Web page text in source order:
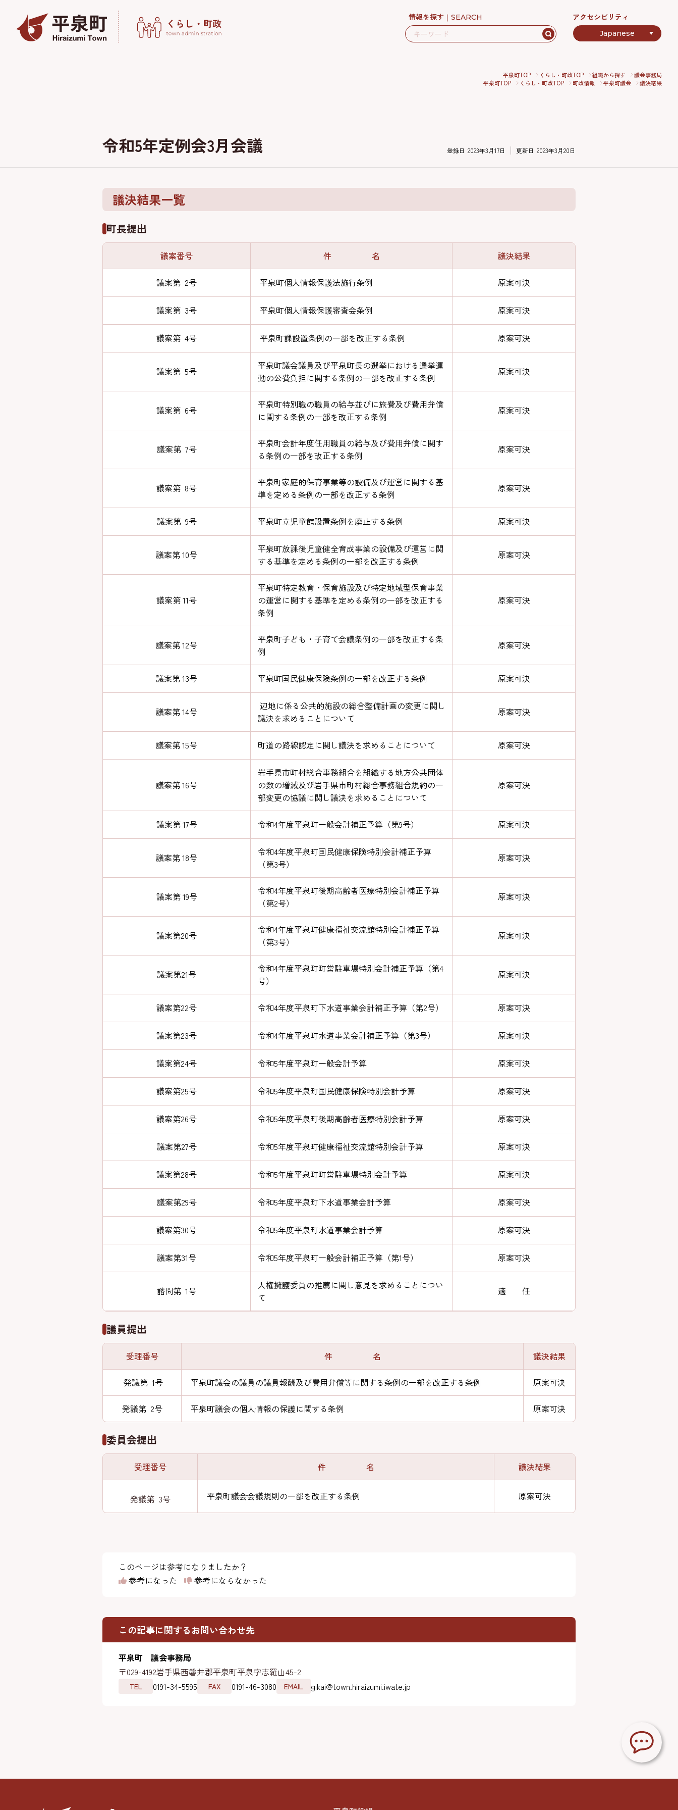
情報を探す SEARCH アクセシビリティ
平泉町TOP くらし・町政TOP 組織から探す
議会事務局
平泉町TOP
くらし・町政TOP 町政情報 平泉町議会 議決結果
令和5年定例会3月会議 登録日 2023年3月17日 更新日 2023年3月20日
議決結果一覧
町長提出
議案番号 件 名 議決結果
議案第 2号 平泉町個人情報保護法施行条例 原案可決
議案第 3号 平泉町個人情報保護審査会条例 原案可決
議案第 4号 平泉町課設置条例の一部を改正する条例 原案可決
議案第 5号
平泉町議会議員及び平泉町長の選挙における選挙運
動の公費負担に関する条例の一部を改正する条例
原案可決
議案第 6号
平泉町特別職の職員の給与並びに旅費及び費用弁償
に関する条例の一部を改正する条例
原案可決
議案第 7号
平泉町会計年度任用職員の給与及び費用弁償に関す
る条例の一部を改正する条例
原案可決
議案第 8号
平泉町家庭的保育事業等の設備及び運営に関する基
準を定める条例の一部を改正する条例
原案可決
議案第 9号 平泉町立児童館設置条例を廃止する条例 原案可決
議案第 10号
平泉町放課後児童健全育成事業の設備及び運営に関
する基準を定める条例の一部を改正する条例
原案可決
議案第 11号
平泉町特定教育・保育施設及び特定地域型保育事業
の運営に関する基準を定める条例の一部を改正する
条例
原案可決
議案第 12号
平泉町子ども・子育て会議条例の一部を改正する条
例
原案可決
議案第 13号 平泉町国民健康保険条例の一部を改正する条例 原案可決
議案第 14号
辺地に係る公共的施設の総合整備計画の変更に関し
議決を求めることについて
原案可決
議案第 15号 町道の路線認定に関し議決を求めることについて 原案可決
議案第 16号
岩手県市町村総合事務組合を組織する地方公共団体
の数の増減及び岩手県市町村総合事務組合規約の一
部変更の協議に関し議決を求めることについて
原案可決
議案第 17号 令和4年度平泉町一般会計補正予算（第9号） 原案可決
議案第 18号
令和4年度平泉町国民健康保険特別会計補正予算
（第3号）
原案可決
議案第 19号
令和4年度平泉町後期高齢者医療特別会計補正予算
（第2号）
原案可決
議案第20号
令和4年度平泉町健康福祉交流館特別会計補正予算
（第3号）
原案可決
議案第21号
令和4年度平泉町町営駐車場特別会計補正予算（第4
号）
原案可決
議案第22号 令和4年度平泉町下水道事業会計補正予算（第2号） 原案可決
議案第23号 令和4年度平泉町水道事業会計補正予算（第3号） 原案可決
議案第24号 令和5年度平泉町一般会計予算 原案可決
議案第25号 令和5年度平泉町国民健康保険特別会計予算 原案可決
議案第26号 令和5年度平泉町後期高齢者医療特別会計予算 原案可決
議案第27号 令和5年度平泉町健康福祉交流館特別会計予算 原案可決
議案第28号 令和5年度平泉町町営駐車場特別会計予算 原案可決
議案第29号 令和5年度平泉町下水道事業会計予算 原案可決
議案第30号 令和5年度平泉町水道事業会計予算 原案可決
議案第31号 令和5年度平泉町一般会計補正予算（第1号） 原案可決
諮問第 1号
人権擁護委員の推薦に関し意見を求めることについ
て
適 任
議員提出
受理番号 件 名 議決結果
発議第 1号 平泉町議会の議員の議員報酬及び費用弁償等に関する条例の一部を改正する条例 原案可決
発議第 2号 平泉町議会の個人情報の保護に関する条例 原案可決
委員会提出
受理番号 件 名 議決結果
発議第 3号 平泉町議会会議規則の一部を改正する条例 原案可決
このページは参考になりましたか？
参考になった
参考にならなかった
この記事に関するお問い合わせ先
平泉町 議会事務局
〒029-4192岩手県西磐井郡平泉町平泉字志羅山45-2
TEL 0191-34-5595 FAX 0191-46-3080 EMAIL gikai@town.hiraizumi.iwate.jp